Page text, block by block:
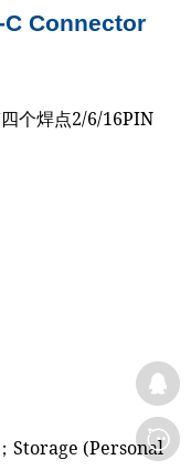
C Connector
个焊点2/6/16PIN
Storage (Personal